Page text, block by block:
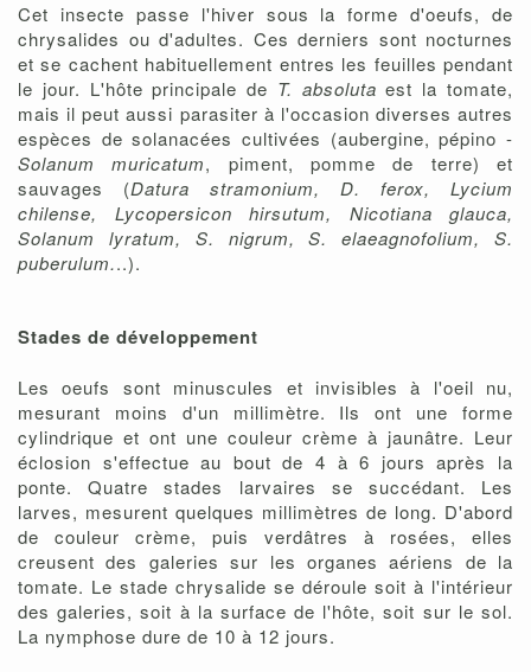
Cet insecte passe l'hiver sous la forme d'oeufs, de
chrysalides ou d'adultes. Ces derniers sont nocturnes
et se cachent habituellement entres les feuilles pendant
le jour. L'hôte principale de T. absoluta est la tomate,
mais il peut aussi parasiter à l'occasion diverses autres
espèces de solanacées cultivées (aubergine, pépino -
Solanum muricatum, piment, pomme de terre) et
sauvages (Datura stramonium, D. ferox, Lycium
chilense, Lycopersicon hirsutum, Nicotiana glauca,
Solanum lyratum, S. nigrum, S. elaeagnofolium, S.
puberulum...).
Stades de développement
Les oeufs sont minuscules et invisibles à l'oeil nu,
mesurant moins d'un millimètre. Ils ont une forme
cylindrique et ont une couleur crème à jaunâtre. Leur
éclosion s'effectue au bout de 4 à 6 jours après la
ponte. Quatre stades larvaires se succédant. Les
larves, mesurent quelques millimètres de long. D'abord
de couleur crème, puis verdâtres à rosées, elles
creusent des galeries sur les organes aériens de la
tomate. Le stade chrysalide se déroule soit à l'intérieur
des galeries, soit à la surface de l'hôte, soit sur le sol.
La nymphose dure de 10 à 12 jours.